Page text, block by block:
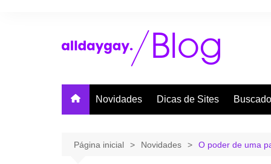
Novidades Dicas de Sites
Página inicial Novidades O poder de uma